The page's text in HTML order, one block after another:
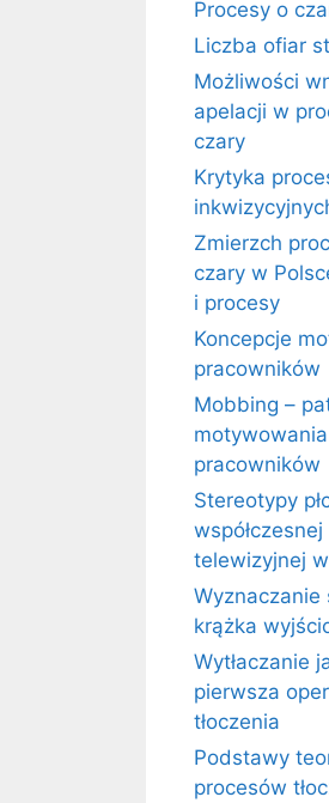
Procesy o
Liczba ofiar
Możliwości
apelacji w
czary
Krytyka
Zmierzch
czary w
i procesy
Koncepcje
pracowników
Mobbing –
motywowania
pracowników
Stereotypy
telewizyjnej
Wyznaczanie
krążka
Wytłaczanie
pierwsza
tłoczenia
Podstawy
procesów